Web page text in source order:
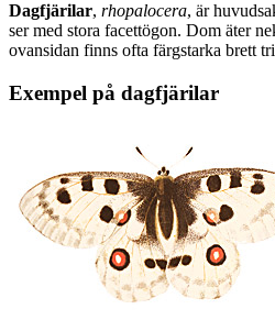
Dagfjärilar, rhopalocera, är
ser med stora facettögon. Dom äter
ovansidan finns ofta färgstarka brett
Exempel på dagfjärilar